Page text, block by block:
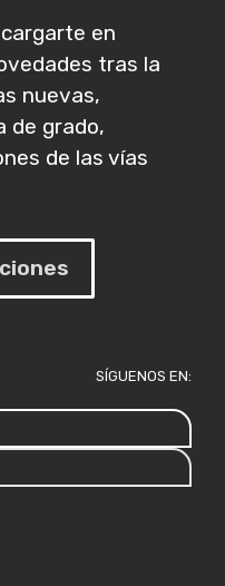
en
tras la
nuevas,
de grado,
de las vías
SÍGUENOS EN: